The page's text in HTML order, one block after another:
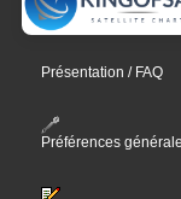
Présentation / FAQ
Préférences